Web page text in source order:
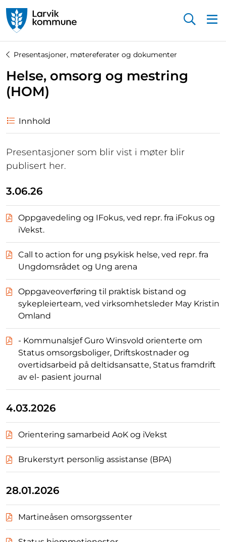
Presentasjoner, møtereferater og dokumenter
Helse, omsorg og mestring
(HOM)
Innhold
Presentasjoner som blir vist i møter blir
publisert her.
3.06.26
Oppgavedeling og IFokus, ved repr. fra iFokus og
iVekst.
Call to action for ung psykisk helse, ved repr. fra
Ungdomsrådet og Ung arena
Oppgaveoverføring til praktisk bistand og
sykepleierteam, ved virksomhetsleder May Kristin
Omland
- Kommunalsjef Guro Winsvold orienterte om
Status omsorgsboliger, Driftskostnader og
overtidsarbeid på deltidsansatte, Status framdrift
av el- pasient journal
4.03.2026
Orientering samarbeid AoK og iVekst
Brukerstyrt personlig assistanse (BPA)
28.01.2026
Martineåsen omsorgssenter